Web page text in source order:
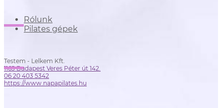
Rólunk
Pilates gépek
Testem - Lelkem Kft.
1165 Budapest Veres Péter út 142.
06 20 403 5342
https://www.napapilates.hu